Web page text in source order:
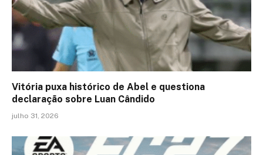
Vitória puxa histórico de Abel e questiona
declaração sobre Luan Cândido
julho 31, 2026